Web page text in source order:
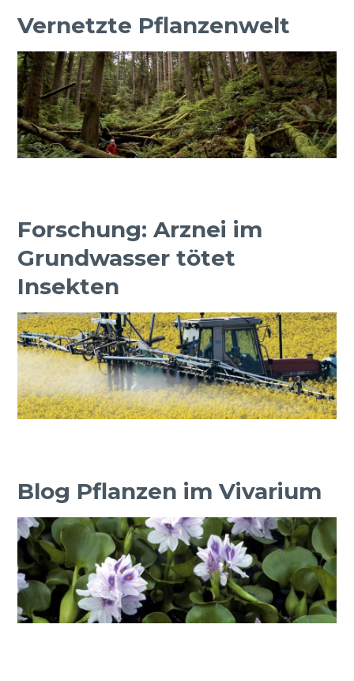
Vernetzte Pflanzenwelt
Forschung: Arznei im
Grundwasser tötet
Insekten
Blog Pflanzen im Vivarium